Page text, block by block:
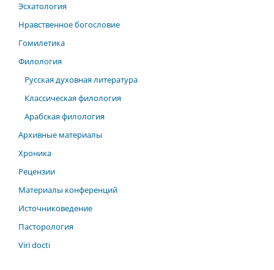
Эсхатология
Нравственное богословие
Гомилетика
Филология
Русская духовная литература
Классическая филология
Арабская филология
Архивные материалы
Хроника
Рецензии
Материалы конференций
Источниковедение
Пасторология
Viri docti